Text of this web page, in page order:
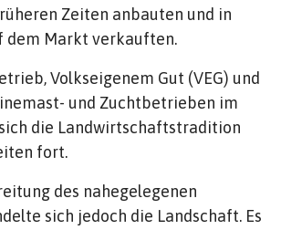
Zeiten anbauten und in
dem Markt verkauften.
Volkseigenem Gut (VEG) und
und Zuchtbetrieben im
die Landwirtschaftstradition
fort.
des nahegelegenen
sich jedoch die Landschaft. Es